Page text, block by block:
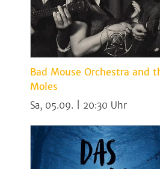
Bad Mouse Orchestra and
Moles
Sa, 05.09. | 20:30